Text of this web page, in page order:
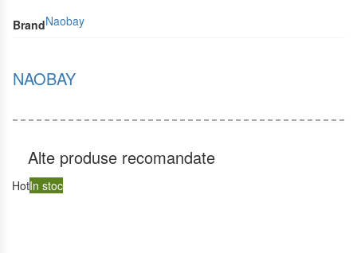
BrandNaobay
NAOBAY
Alte produse recomandate
HotIn stoc